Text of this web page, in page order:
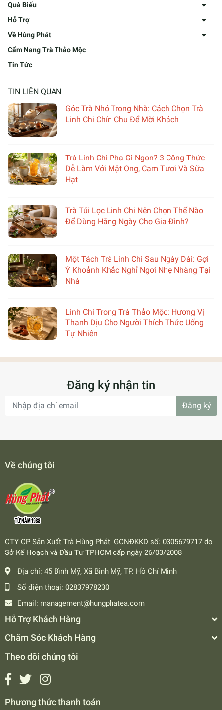
Quà Biếu
Hỗ Trợ
Về Hùng Phát
Cẩm Nang Trà Thảo Mộc
Tin Tức
TIN LIÊN QUAN
Góc Trà Nhỏ Trong Nhà: Cách Chọn Trà
Linh Chi Chỉn Chu Để Mời Khách
Trà Linh Chi Pha Gì Ngon? 3 Công Thức
Dễ Làm Với Mật Ong, Cam Tươi Và Sữa
Hạt
Trà Túi Lọc Linh Chi Nên Chọn Thế Nào
Để Dùng Hằng Ngày Cho Gia Đình?
Một Tách Trà Linh Chi Sau Ngày Dài: Gợi
Ý Khoảnh Khắc Nghỉ Ngơi Nhẹ Nhàng Tại
Nhà
Linh Chi Trong Trà Thảo Mộc: Hương Vị
Thanh Dịu Cho Người Thích Thức Uống
Tự Nhiên
Đăng ký nhận tin
Đăng ký
Về chúng tôi
CTY CP Sản Xuất Trà Hùng Phát. GCNĐKKD số: 0305679717 do
Sở Kế Hoạch và Đầu Tư TPHCM cấp ngày 26/03/2008
Địa chỉ: 45 Bình Mỹ, Xã Bình Mỹ, TP. Hồ Chí Minh
Số điện thoại: 02837978230
Email: management@hungphatea.com
Hỗ Trợ Khách Hàng
Chăm Sóc Khách Hàng
Theo dõi chúng tôi
Phương thức thanh toán